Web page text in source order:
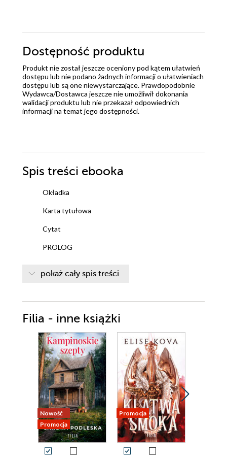
Dostępność produktu
Produkt nie został jeszcze oceniony pod kątem ułatwień
dostępu lub nie podano żadnych informacji o ułatwieniach
dostępu lub są one niewystarczające. Prawdopodobnie
Wydawca/Dostawca jeszcze nie umożliwił dokonania
walidacji produktu lub nie przekazał odpowiednich
informacji na temat jego dostępności.
Spis treści ebooka
Okładka
Karta tytułowa
Cytat
PROLOG
TERAZ
TERAZ
WCZEŚNIEJ
WCZEŚNIEJ
TERAZ
WCZEŚNIEJ
WCZEŚNIEJ
TERAZ
WCZEŚNIEJ
pokaż cały spis treści
Filia - inne książki
Nowość
Promocja
Promocja